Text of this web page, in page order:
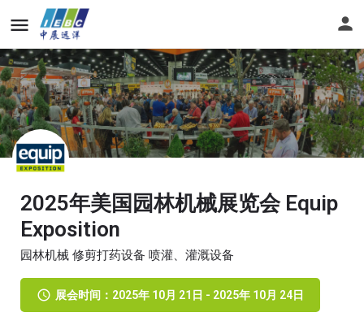
2025年美国园林机械展览会 Equip
Exposition
园林机械 修剪打药设备 喷灌、灌溉设备
展会时间：2025年 10月 21日 - 2025年 10月 24日